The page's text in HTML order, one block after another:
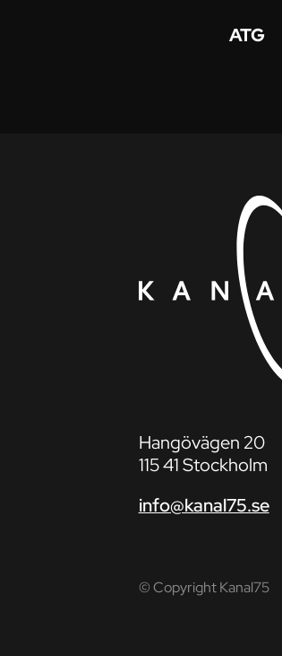
ATG
Hangövägen 20
115 41 Stockholm
info@kanal75.se
© Copyright Kanal75